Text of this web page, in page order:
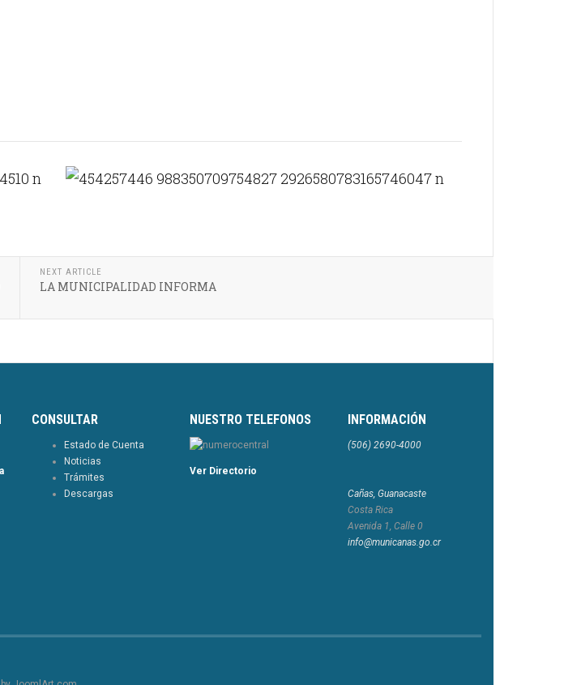
NEXT ARTICLE
LA MUNICIPALIDAD INFORMA
CONSULTAR
Estado de Cuenta
Noticias
Trámites
Descargas
NUESTRO TELEFONOS
Ver Directorio
INFORMACIÓN
(506) 2690-4000
Cañas, Guanacaste
Costa Rica
Avenida 1, Calle 0
info@municanas.go.cr